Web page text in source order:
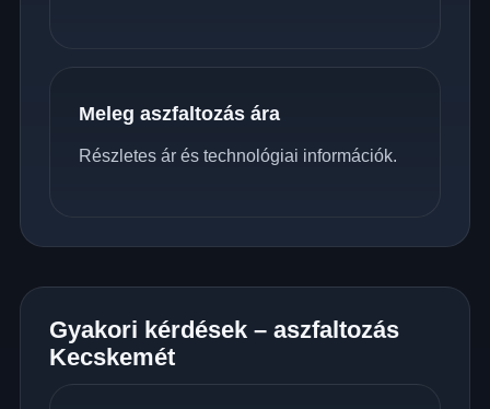
Meleg aszfaltozás ára
Részletes ár és technológiai információk.
Gyakori kérdések – aszfaltozás
Kecskemét